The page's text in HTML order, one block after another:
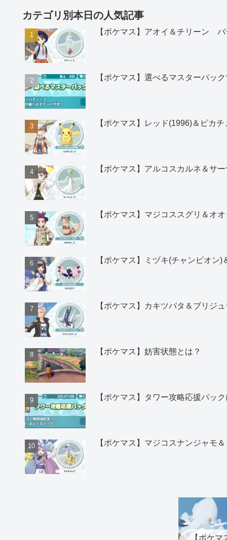
カテゴリ別本日の人気記事
【ポケマス】アオイ＆チリーン
【ポケマス】選べるマスターパッ
【ポケマス】レッド(1996)＆ピカ
【ポケマス】アルコスカルネ＆サ
【ポケマス】マジコススグリ＆オ
【ポケマス】ミヅキ(チャンピオ
【ポケマス】カキツバタ＆ブリジ
【ポケマス】妨害状態とは？
【ポケマス】タワー攻略応援パッ
【ポケマス】マジコスナンジャモ
【ポケ